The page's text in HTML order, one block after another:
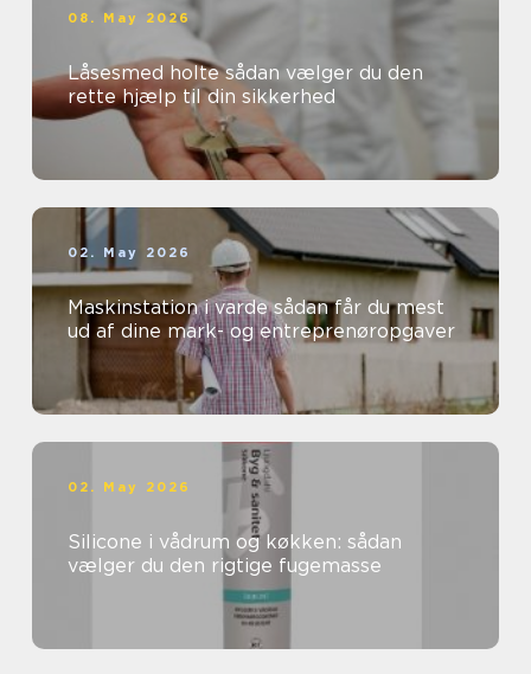
08. May 2026
Låsesmed holte sådan vælger du den
rette hjælp til din sikkerhed
02. May 2026
Maskinstation i varde sådan får du mest
ud af dine mark- og entreprenøropgaver
02. May 2026
Silicone i vådrum og køkken: sådan
vælger du den rigtige fugemasse